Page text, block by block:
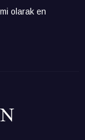
olarak en